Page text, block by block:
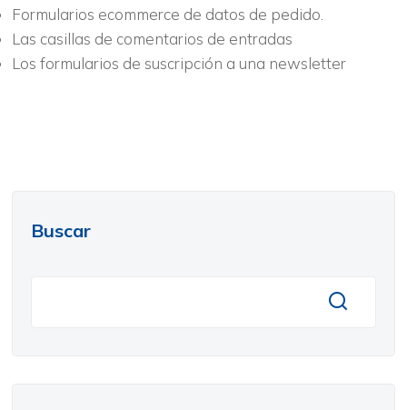
Formularios ecommerce de datos de pedido.
Las casillas de comentarios de entradas
Los formularios de suscripción a una newsletter
Buscar